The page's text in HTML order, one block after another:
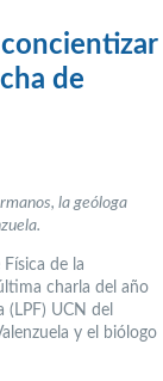
de
la geóloga
de la
charla del año
UCN del
y el biólogo